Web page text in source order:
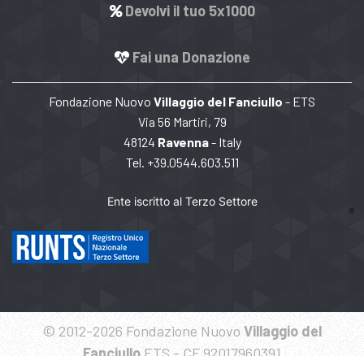
Devolvi il tuo 5x1000
Fai una Donazione
Fondazione Nuovo Villaggio del Fanciullo - ETS
Via 56 Martiri, 79
48124 Ravenna- Italy
Tel. +39.0544.603.511
Ente iscritto al Terzo Settore
© 2012-2026 Fondazione NuovoVillaggio del